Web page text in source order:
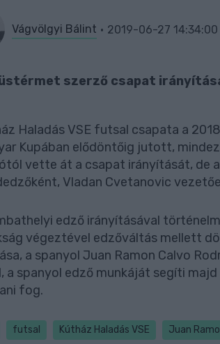
Vágvölgyi Bálint 2019-06-27 14:34:00
szerző csapat
Haladás VSE futsal csapata a
Kupában elődöntőig jutott,
vette át a csapat irányítását, de
Vladan Cvetanovic
edző irányításával
végeztével edzőváltás mellett
a spanyol Juan Ramon Calvo
a spanyol edző munkáját segíti
fog.
futsal Kútház Haladás VSE Juan